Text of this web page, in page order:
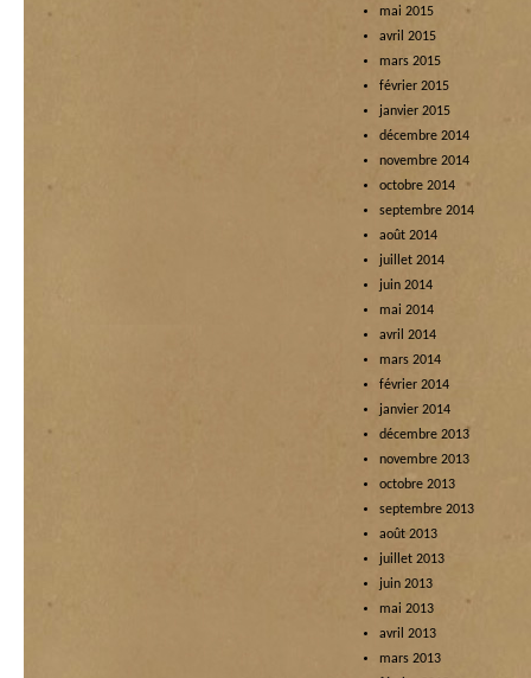
mai 2015
avril 2015
mars 2015
février 2015
janvier 2015
décembre 2014
novembre 2014
octobre 2014
septembre 2014
août 2014
juillet 2014
juin 2014
mai 2014
avril 2014
mars 2014
février 2014
janvier 2014
décembre 2013
novembre 2013
octobre 2013
septembre 2013
août 2013
juillet 2013
juin 2013
mai 2013
avril 2013
mars 2013